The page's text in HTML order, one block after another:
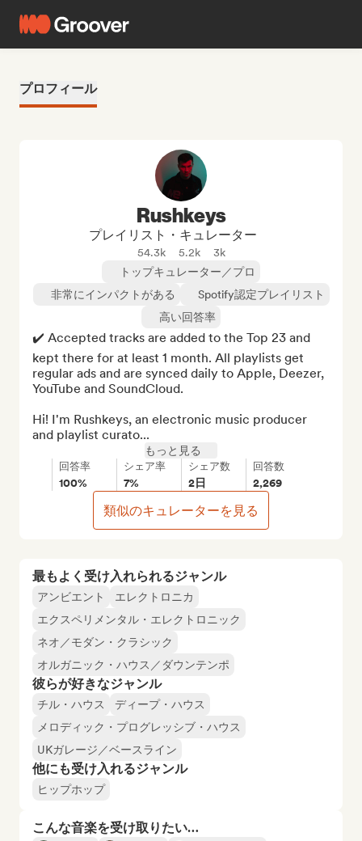
プロフィール
最もよく受け入れられるジャンル
アンビエント
エレクトロニカ
エクスペリメンタル・エレクトロニック
ネオ／モダン・クラシック
オルガニック・ハウス／ダウンテンポ
彼らが好きなジャンル
チル・ハウス
ディープ・ハウス
メロディック・プログレッシブ・ハウス
UKガレージ／ベースライン
他にも受け入れるジャンル
ヒップホップ
こんな音楽を受け取りたい…
Rushkeys
プレイリスト・キュレーター
54.3k 5.2k
3k
トップキュレーター／プロ
非常にインパクトがある
Spotify認定プレイリスト
高い回答率
✔️ Accepted tracks are added to the Top 23 and
kept there for at least 1 month. All playlists get
regular ads and are synced daily to Apple, Deezer,
YouTube and SoundCloud.
Hi! I'm Rushkeys, an electronic music producer
and playlist curato...
もっと見る
回答率
100%
シェア率
7%
シェア数
2日
回答数
2,269
類似のキュレーターを見る